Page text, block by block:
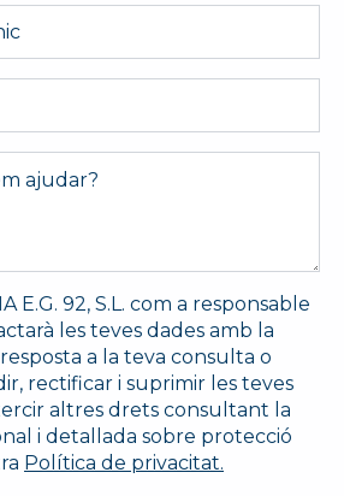
E.G. 92, S.L. com a responsable
les teves dades amb la
a la teva consulta o
rectificar i suprimir les teves
altres drets consultant la
i detallada sobre protecció
Política de privacitat.